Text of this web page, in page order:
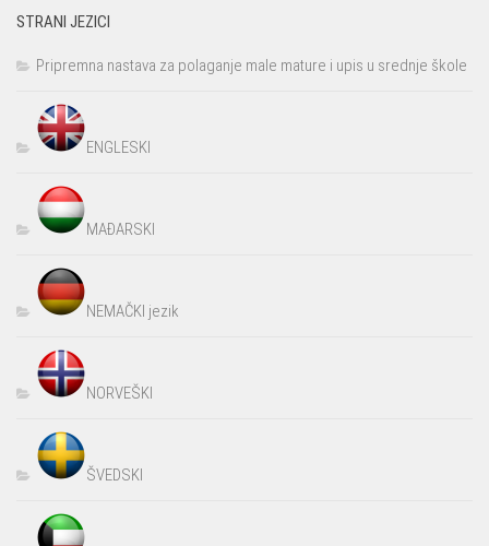
STRANI JEZICI
Pripremna nastava za polaganje male mature i upis u srednje škole
ENGLESKI
MAĐARSKI
NEMAČKI jezik
NORVEŠKI
ŠVEDSKI